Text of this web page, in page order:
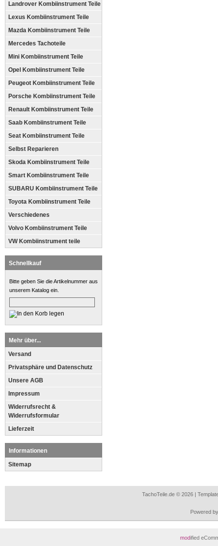
Landrover Kombiinstrument Teile
Lexus Kombiinstrument Teile
Mazda Kombiinstrument Teile
Mercedes Tachoteile
Mini Kombiinstrument Teile
Opel Kombiinstrument Teile
Peugeot Kombiinstrument Teile
Porsche Kombiinstrument Teile
Renault Kombiinstrument Teile
Saab Kombiinstrument Teile
Seat Kombiinstrument Teile
Selbst Reparieren
Skoda Kombiinstrument Teile
Smart Kombiinstrument Teile
SUBARU Kombiinstrument Teile
Toyota Kombiinstrument Teile
Verschiedenes
Volvo Kombiinstrument Teile
VW Kombiinstrument teile
Schnellkauf
Bitte geben Sie die Artikelnummer aus
unserem Katalog ein.
Mehr über...
Versand
Privatsphäre und Datenschutz
Unsere AGB
Impressum
Widerrufsrecht &
Widerrufsformular
Lieferzeit
Informationen
Sitemap
TachoTeile.de © 2026 |
Powered
modified